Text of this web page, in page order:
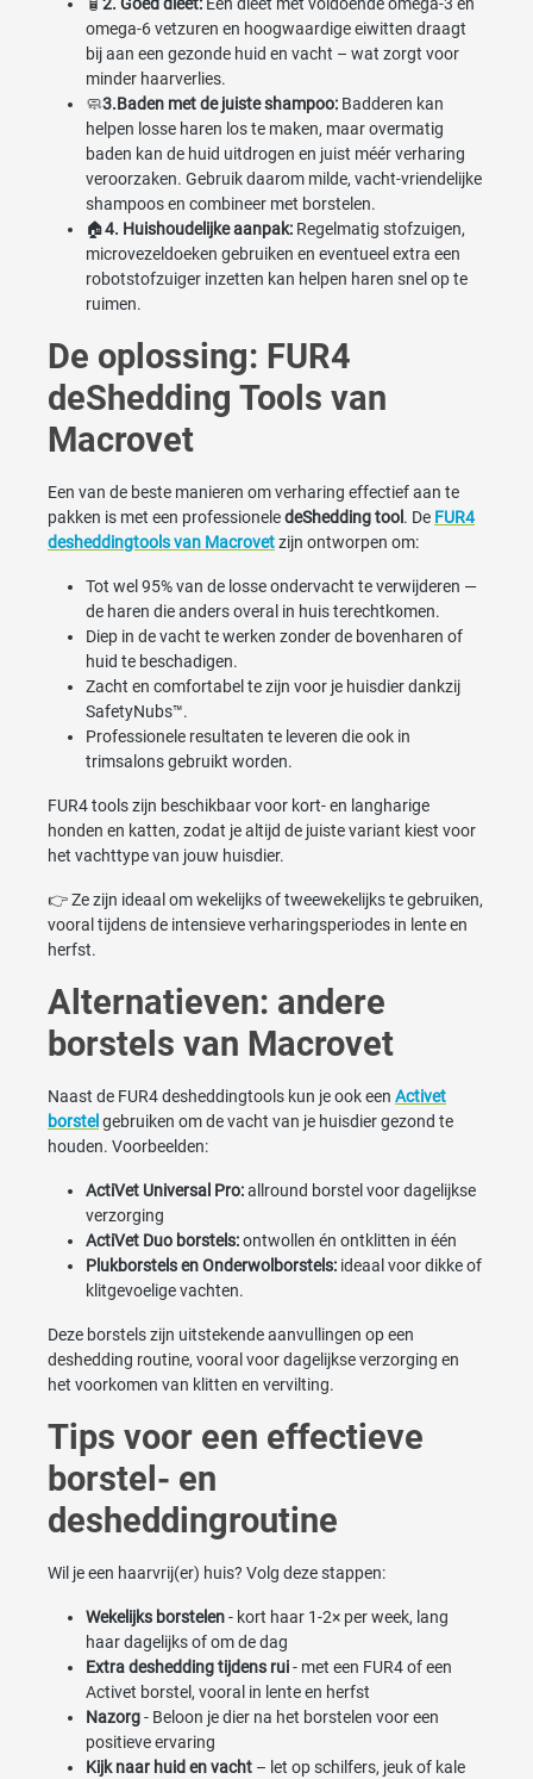
omega-6 vetzuren en hoogwaardige eiwitten draagt
bij aan een gezonde huid en vacht – wat zorgt voor
minder haarverlies.
🧼3.Baden met de juiste shampoo: Badderen kan
helpen losse haren los te maken, maar overmatig
baden kan de huid uitdrogen en juist méér verharing
veroorzaken. Gebruik daarom milde, vacht-vriendelijke
shampoos en combineer met borstelen.
🏠4. Huishoudelijke aanpak: Regelmatig stofzuigen,
microvezeldoeken gebruiken en eventueel extra een
robotstofzuiger inzetten kan helpen haren snel op te
ruimen.
De oplossing: FUR4
deShedding Tools van
Macrovet
Een van de beste manieren om verharing effectief aan te
pakken is met een professioneledeShedding tool . De FUR4
desheddingtools van Macrovetzijn ontworpen om:
Tot wel 95% van de losse ondervacht te verwijderen —
de haren die anders overal in huis terechtkomen.
Diep in de vacht te werken zonder de bovenharen of
huid te beschadigen.
Zacht en comfortabel te zijn voor je huisdier dankzij
SafetyNubs™.
Professionele resultaten te leveren die ook in
trimsalons gebruikt worden.
FUR4 tools zijn beschikbaar voor kort- en langharige
honden en katten, zodat je altijd de juiste variant kiest voor
het vachttype van jouw huisdier.
👉 Ze zijn ideaal om wekelijks of tweewekelijks te gebruiken,
vooral tijdens de intensieve verharingsperiodes in lente en
herfst.
Alternatieven: andere
borstels van Macrovet
Naast de FUR4 desheddingtools kun je ook een Activet
borstel gebruiken om de vacht van je huisdier gezond te
houden. Voorbeelden:
ActiVet Universal Pro:allround borstel voor dagelijkse
verzorging
ActiVet Duo borstels:ontwollen én ontklitten in één
Plukborstels en Onderwolborstels: ideaal voor dikke of
klitgevoelige vachten.
Deze borstels zijn uitstekende aanvullingen op een
deshedding routine, vooral voor dagelijkse verzorging en
het voorkomen van klitten en vervilting.
Tips voor een effectieve
borstel- en
desheddingroutine
Wil je een haarvrij(er) huis? Volg deze stappen:
Wekelijks borstelen- kort haar 1-2× per week, lang
haar dagelijks of om de dag
Extra deshedding tijdens rui- met een FUR4 of een
Activet borstel, vooral in lente en herfst
Nazorg- Beloon je dier na het borstelen voor een
positieve ervaring
Kijk naar huid en vacht – let op schilfers, jeuk of kale